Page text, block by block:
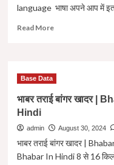
language भाषा अपने आप में
Read MoreRead
का
नष्ट
होना,
एक
के
नष्ट
होने
Base Data
भाबर तराई बांगर खादर
Hindi
admin August 30, 2024
भाबर तराई बांगर खादर |
Bhabar In Hindi 8 से 16